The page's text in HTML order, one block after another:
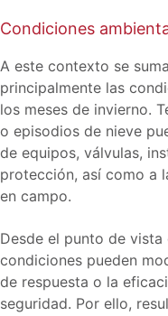
Condiciones
A este contexto se
principalmente las
los meses de invierno.
o episodios de nieve
de equipos, válvulas,
protección, así como a
en campo.
Desde el punto de
condiciones pueden
de respuesta o la
seguridad. Por ello,